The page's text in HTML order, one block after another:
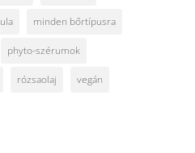
minden bőrtípusra
phyto-szérumok
rózsaolaj vegán